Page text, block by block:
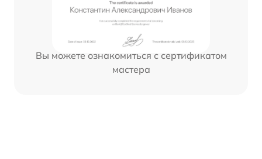
Вы можете ознакомиться с сертификатом
мастера